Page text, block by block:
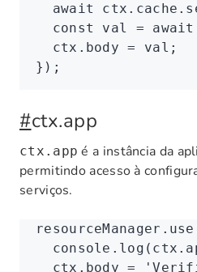
  await
ctx . cache
  const
val = await
  ctx
.body = val;
});
#ctx.app
ctx.app é a instância da
permitindo acesso à
serviços.
resourceManager .use
  console
.log ( ctx
  ctx
.body =